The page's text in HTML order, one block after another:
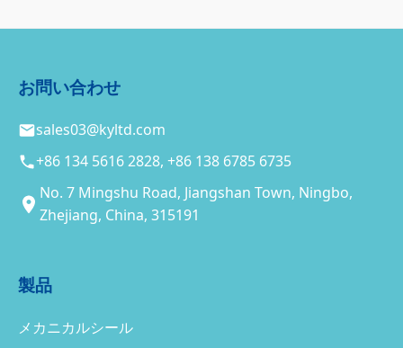
お問い合わせ
sales03@kyltd.com
+86 134 5616 2828, +86 138 6785 6735
No. 7 Mingshu Road, Jiangshan Town, Ningbo,
Zhejiang, China, 315191
製品
メカニカルシール